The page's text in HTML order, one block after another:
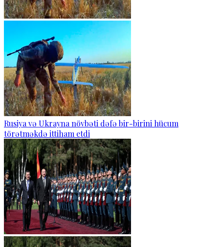
Rusiya və Ukrayna növbəti dəfə bir-birini hücum
törətməkdə ittiham etdi